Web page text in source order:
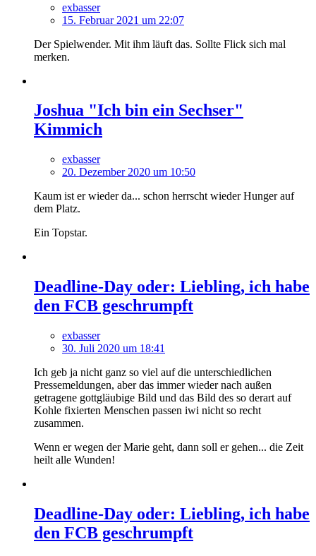
exbasser
15. Februar 2021 um 22:07
Der Spielwender. Mit ihm läuft das. Sollte Flick sich mal
merken.
Joshua "Ich bin ein Sechser"
Kimmich
exbasser
20. Dezember 2020 um 10:50
Kaum ist er wieder da... schon herrscht wieder Hunger auf
dem Platz.
Ein Topstar.
Deadline-Day oder: Liebling, ich habe
den FCB geschrumpft
exbasser
30. Juli 2020 um 18:41
Ich geb ja nicht ganz so viel auf die unterschiedlichen
Pressemeldungen, aber das immer wieder nach außen
getragene gottgläubige Bild und das Bild des so derart auf
Kohle fixierten Menschen passen iwi nicht so recht
zusammen.
Wenn er wegen der Marie geht, dann soll er gehen... die Zeit
heilt alle Wunden!
Deadline-Day oder: Liebling, ich habe
den FCB geschrumpft